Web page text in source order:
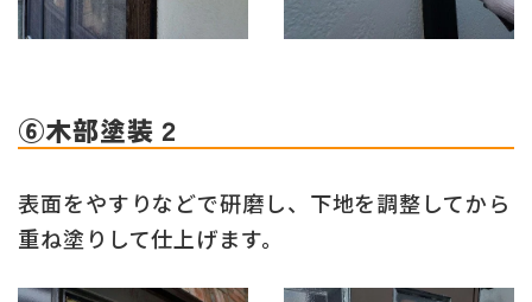
⑥木部塗装２
表面をやすりなどで研磨し、下地を調整してから
重ね塗りして仕上げます。